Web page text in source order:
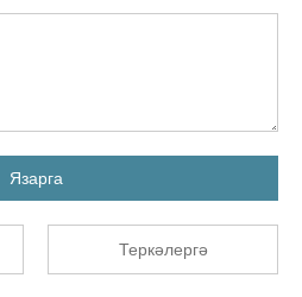
Язарга
Теркәлергә